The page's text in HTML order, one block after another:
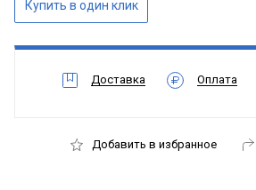
Доставка Оплата
Добавить в избранное